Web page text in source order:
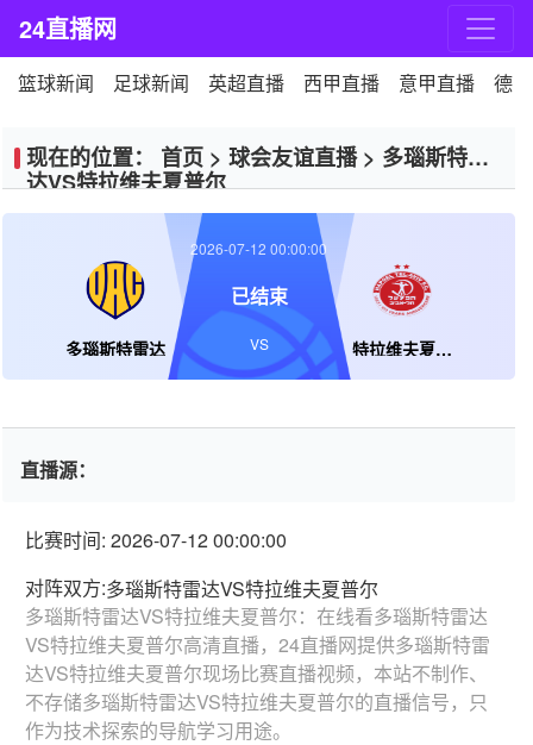
24直播网
篮球新闻 足球新闻 英超直播 西甲直播 意甲直播 德
现在的位置： 首页 > 球会友谊直播> 多瑙斯特雷
达VS特拉维夫夏普尔
多瑙斯特雷达 特拉维夫夏普尔
2026-07-12 00:00:00
已结束
VS
直播源：
比赛时间: 2026-07-12 00:00:00
对阵双方:多瑙斯特雷达VS特拉维夫夏普尔
多瑙斯特雷达VS特拉维夫夏普尔：在线看多瑙斯特雷达
VS特拉维夫夏普尔高清直播，24直播网提供多瑙斯特雷
达VS特拉维夫夏普尔现场比赛直播视频，本站不制作、
不存储多瑙斯特雷达VS特拉维夫夏普尔的直播信号，只
作为技术探索的导航学习用途。